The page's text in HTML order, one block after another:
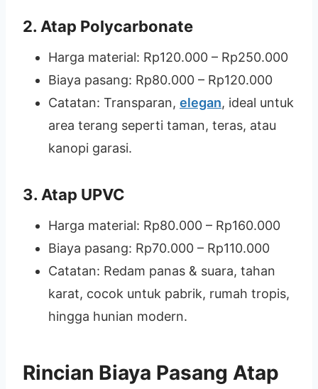
2. Atap Polycarbonate
Harga material: Rp120.000 – Rp250.000
Biaya pasang: Rp80.000 – Rp120.000
Catatan: Transparan, elegan, ideal untuk
area terang seperti taman, teras, atau
kanopi garasi.
3. Atap UPVC
Harga material: Rp80.000 – Rp160.000
Biaya pasang: Rp70.000 – Rp110.000
Catatan: Redam panas & suara, tahan
karat, cocok untuk pabrik, rumah tropis,
hingga hunian modern.
Rincian Biaya Pasang Atap